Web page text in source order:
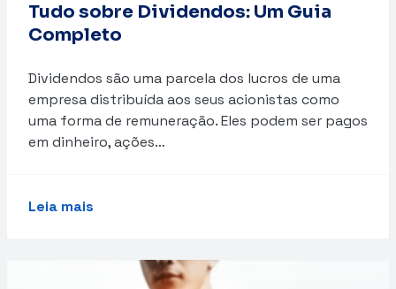
Tudo sobre Dividendos: Um Guia
Completo
Dividendos são uma parcela dos lucros de uma
empresa distribuída aos seus acionistas como
uma forma de remuneração. Eles podem ser pagos
em dinheiro, ações…
Leia mais